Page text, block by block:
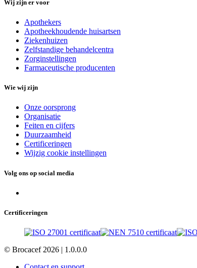
Wij zijn er voor
Apothekers
Apotheekhoudende huisartsen
Ziekenhuizen
Zelfstandige behandelcentra
Zorginstellingen
Farmaceutische producenten
Wie wij zijn
Onze oorsprong
Organisatie
Feiten en cijfers
Duurzaamheid
Certificeringen
Wijzig cookie instellingen
Volg ons op social media
Certificeringen
© Brocacef 2026 | 1.0.0.0